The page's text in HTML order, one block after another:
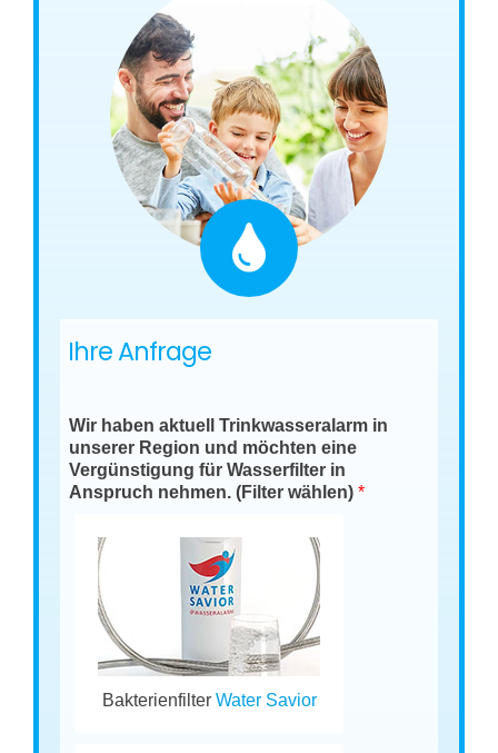
Ihre Anfrage
Wir haben aktuell Trinkwasseralarm in
unserer Region und möchten eine
Vergünstigung für Wasserfilter in
Anspruch nehmen. (Filter wählen)*
Bakterienfilter Water Savior